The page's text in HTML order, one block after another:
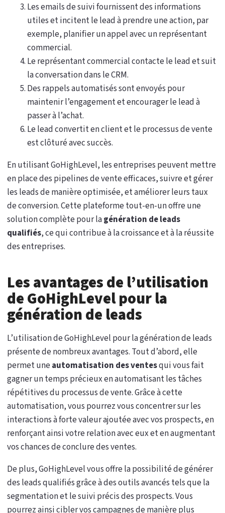
Les emails de suivi fournissent des informations
utiles et incitent le lead à prendre une action, par
exemple, planifier un appel avec un représentant
commercial.
Le représentant commercial contacte le lead et suit
la conversation dans le CRM.
Des rappels automatisés sont envoyés pour
maintenir l’engagement et encourager le lead à
passer à l’achat.
Le lead convertit en client et le processus de vente
est clôturé avec succès.
En utilisant GoHighLevel, les entreprises peuvent mettre
en place des pipelines de vente efficaces, suivre et gérer
les leads de manière optimisée, et améliorer leurs taux
de conversion. Cette plateforme tout-en-un offre une
solution complète pour lagénération de leads
qualifiés, ce qui contribue à la croissance et à la réussite
des entreprises.
Les avantages de l’utilisation
de GoHighLevel pour la
génération de leads
L’utilisation de GoHighLevel pour la génération de leads
présente de nombreux avantages. Tout d’abord, elle
permet uneautomatisation des ventesqui vous fait
gagner un temps précieux en automatisant les tâches
répétitives du processus de vente. Grâce à cette
automatisation, vous pourrez vous concentrer sur les
interactions à forte valeur ajoutée avec vos prospects, en
renforçant ainsi votre relation avec eux et en augmentant
vos chances de conclure des ventes.
De plus, GoHighLevel vous offre la possibilité de générer
des leads qualifiés grâce à des outils avancés tels que la
segmentation et le suivi précis des prospects. Vous
pourrez ainsi cibler vos campagnes de manière plus